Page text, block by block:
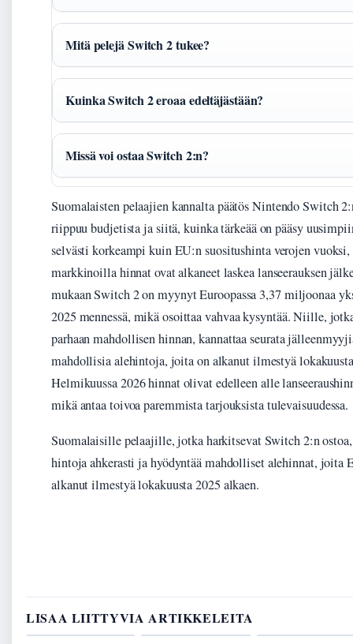
Mitä pelejä Switch 2 tukee?
Kuinka Switch 2 eroaa edeltäjästään?
Missä voi ostaa Switch 2:n?
Suomalaisten pelaajien kannalta päätös Nintendo Switch
riippuu budjetista ja siitä, kuinka tärkeää on pääsy
selvästi korkeampi kuin EU:n suositushinta verojen
markkinoilla hinnat ovat alkaneet laskea lanseerauksen
mukaan Switch 2 on myynyt Euroopassa 3,37 miljoonaa
2025 mennessä, mikä osoittaa vahvaa kysyntää. Niille,
parhaan mahdollisen hinnan, kannattaa seurata
mahdollisia alehintoja, joita on alkanut ilmestyä
Helmikuussa 2026 hinnat olivat edelleen alle
mikä antaa toivoa paremmista tarjouksista tulevaisuudessa.
Suomalaisille pelaajille, jotka harkitsevat Switch 2:n ostoa,
hintoja ahkerasti ja hyödyntää mahdolliset alehinnat, joita
alkanut ilmestyä lokakuusta 2025 alkaen.
LISAA LIITTYVIA ARTIKKELEITA